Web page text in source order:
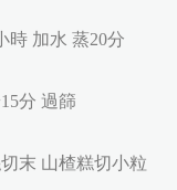
時 加水 蒸20分
分 過篩
末 山楂糕切小粒